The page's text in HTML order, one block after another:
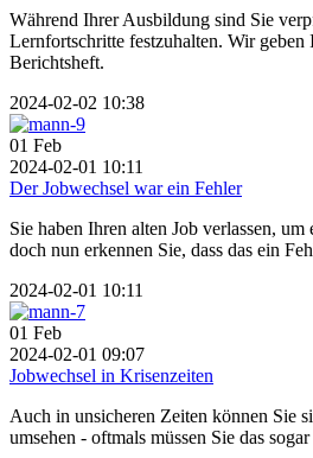
Während Ihrer Ausbildung sind Sie
Lernfortschritte festzuhalten. Wir geben
Berichtsheft.
2024-02-02 10:38
01 Feb
2024-02-01 10:11
Der Jobwechsel war ein Fehler
Sie haben Ihren alten Job verlassen, um
doch nun erkennen Sie, dass das ein
2024-02-01 10:11
01 Feb
2024-02-01 09:07
Jobwechsel in Krisenzeiten
Auch in unsicheren Zeiten können Sie
umsehen - oftmals müssen Sie das